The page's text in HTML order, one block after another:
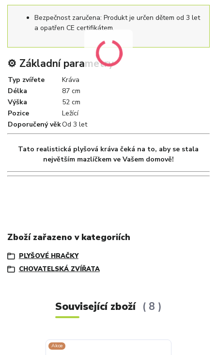
Bezpečnost zaručena: Produkt je určen dětem od 3 let
a opatřen CE certifikátem.
⚙️ Základní parametry
Typ zvířete
Kráva
Délka
87 cm
Výška
52 cm
Pozice
Ležící
Doporučený věkOd 3 let
Tato realistická plyšová kráva čeká na to, aby se stala
největším mazlíčkem ve Vašem domově!
Zboží zařazeno v kategoriích
PLYŠOVÉ HRAČKY
CHOVATELSKÁ ZVÍŘATA
Související zboží 8
Akce